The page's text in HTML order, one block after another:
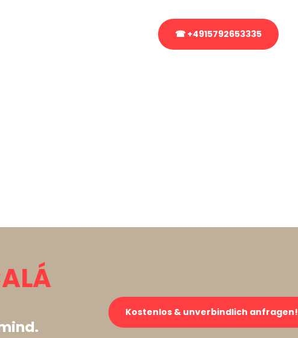
☎ +4915792653335
Kostenlos & unverbindlich anfragen!